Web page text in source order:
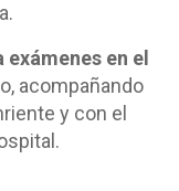
en el
acompañando
y con el